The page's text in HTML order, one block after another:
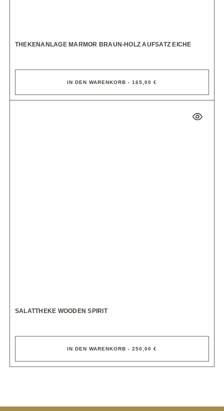
THEKENANLAGE MARMOR BRAUN-HOLZ AUFSATZ EICHE
IN DEN WARENKORB - 165,00 €
SALATTHEKE WOODEN SPIRIT
IN DEN WARENKORB - 250,00 €